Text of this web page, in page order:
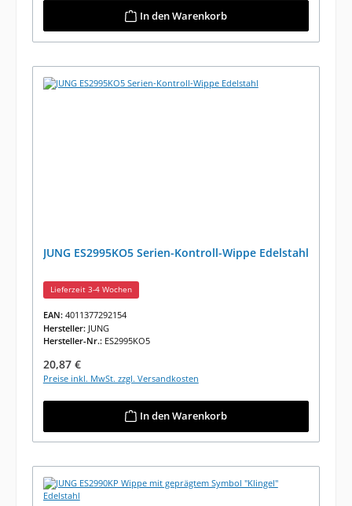
In den Warenkorb
JUNG ES2995KO5 Serien-Kontroll-Wippe Edelstahl
Lieferzeit 3-4 Wochen
EAN: 4011377292154
Hersteller: JUNG
Hersteller-Nr.: ES2995KO5
Regulärer Preis:
20,87 €
Preise inkl. MwSt. zzgl. Versandkosten
In den Warenkorb